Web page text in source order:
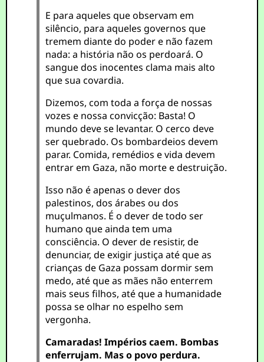
E para aqueles que observam em
silêncio, para aqueles governos que
tremem diante do poder e não fazem
nada: a história não os perdoará. O
sangue dos inocentes clama mais alto
que sua covardia.
Dizemos, com toda a força de nossas
vozes e nossa convicção: Basta! O
mundo deve se levantar. O cerco deve
ser quebrado. Os bombardeios devem
parar. Comida, remédios e vida devem
entrar em Gaza, não morte e destruição.
Isso não é apenas o dever dos
palestinos, dos árabes ou dos
muçulmanos. É o dever de todo ser
humano que ainda tem uma
consciência. O dever de resistir, de
denunciar, de exigir justiça até que as
crianças de Gaza possam dormir sem
medo, até que as mães não enterrem
mais seus filhos, até que a humanidade
possa se olhar no espelho sem
vergonha.
Camaradas! Impérios caem. Bombas
enferrujam. Mas o povo perdura.